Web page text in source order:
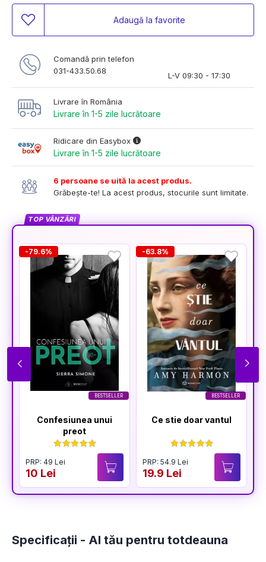
Adaugă la favorite
Comandă prin telefon
031-433.50.68
L-V 09:30 - 17:30
Livrare în România
Livrare în 1-5 zile lucrătoare
Ridicare din Easybox
Livrare în 1-5 zile lucrătoare
6 persoane se uită la acest produs.
Grăbește-te! La acest produs, stocurile sunt limitate.
TOP VÂNZĂRI
BESTSELLER
-79.6%
Confesiunea unui
preot
PRP: 49 Lei
10 Lei
BESTSELLER
-63.8%
Ce stie doar vantul
PRP: 54.9 Lei
19.9 Lei
Specificații - Al tău pentru totdeauna